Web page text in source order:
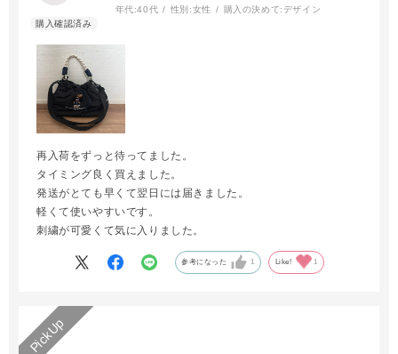
年代:40代 性別:女性 購入の決めて: デザイン
再入荷をずっと待ってました。
タイミング良く買えました。
発送がとても早くて翌日には届きました。
軽くて使いやすいです。
刺繍が可愛くて気に入りました。
参考になった 1 Like! 1